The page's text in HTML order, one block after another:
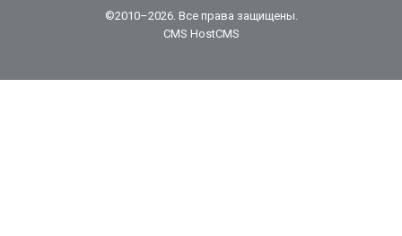
©2010–2026. Все права защищены.
CMS HostCMS